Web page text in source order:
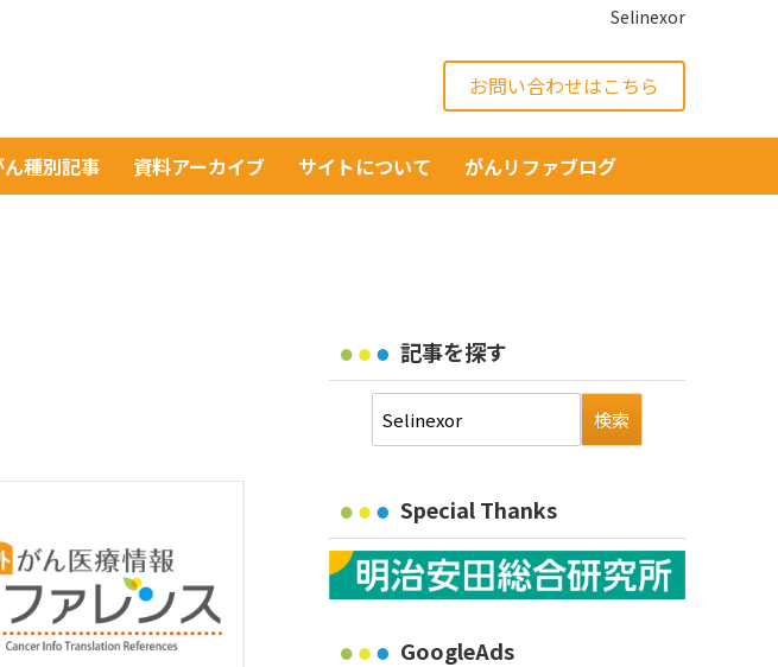
Selinexor
お問い合わせはこちら
ん種別記事 資料アーカイブ サイトについて がんリファブログ
記事を探す
Special Thanks
GoogleAds